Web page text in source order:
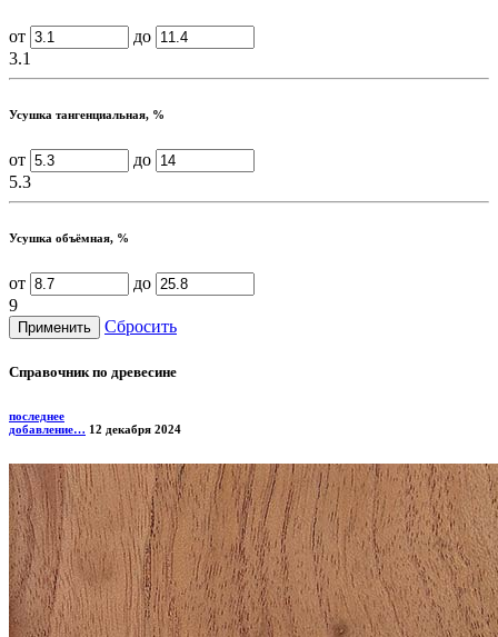
от
до
3.1
Усушка тангенциальная, %
от
до
5.3
Усушка объёмная, %
от
до
9
Сбросить
Справочник по древесине
последнее
добавление… 12 декабря 2024